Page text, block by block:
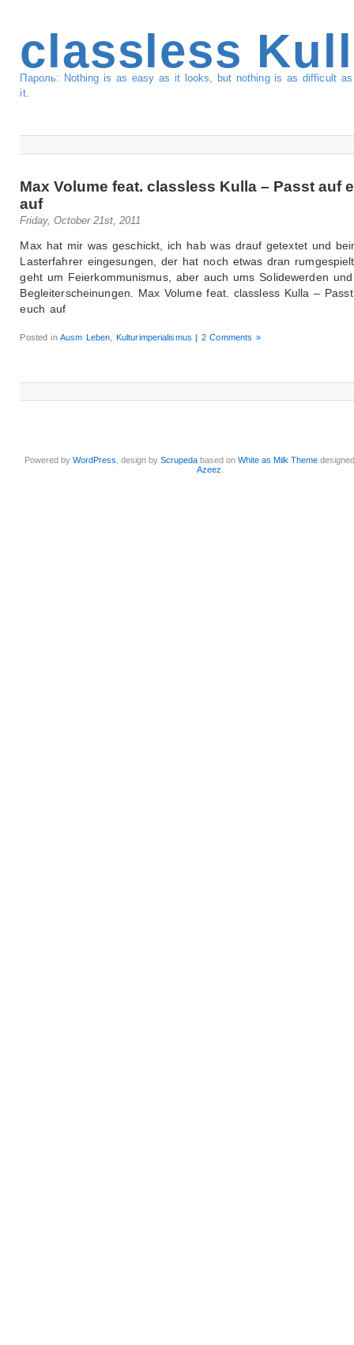
classless
Пароль: Nothing is as easy as it looks, but nothing is as difficult
it.
Max Volume feat. classless Kulla – Passt auf
auf
Friday, October 21st, 2011
Max hat mir was geschickt, ich hab was drauf getextet und
Lasterfahrer eingesungen, der hat noch etwas dran
geht um Feierkommunismus, aber auch ums Solidewerden
Begleiterscheinungen. Max Volume feat. classless Kulla –
euch auf
Posted inAusm Leben Kulturimperialismus | 2 Comments »
Powered byWordPress , design byScrupeda based onWhite as Milk Theme
Azeez